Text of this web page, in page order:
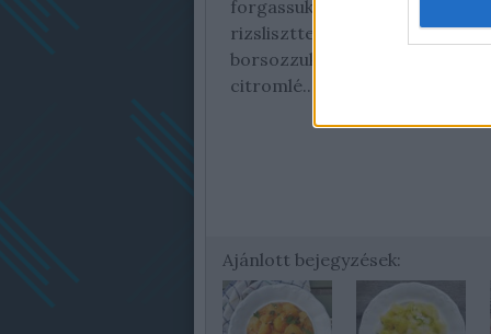
forgassuk vissza az alaphoz a
rizsliszttel és 2-3 ek langyos
borsozzuk, adjuk hozzá az
citromlé....
Ajánlott bejegyzések: